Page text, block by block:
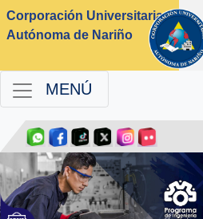
Corporación Universitaria
Autónoma de Nariño
MENÚ